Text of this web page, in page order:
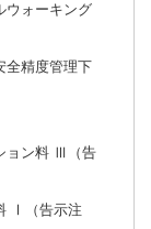
ウォーキング
全精度管理下
ョン料 Ⅲ（告
Ⅰ（告示注